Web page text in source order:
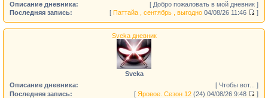
Описание дневника:
[ Добро пожаловать в мой дневник ]
Последняя запись:
[ Паттайа , сентябрь , выгодно 04/08/26 11:46 ]
Sveka дневник
Sveka
Описание дневника:
[ Чтобы вот... ]
Последняя запись:
[ Яровое. Сезон 12 (24) 04/08/26 9:48 ]